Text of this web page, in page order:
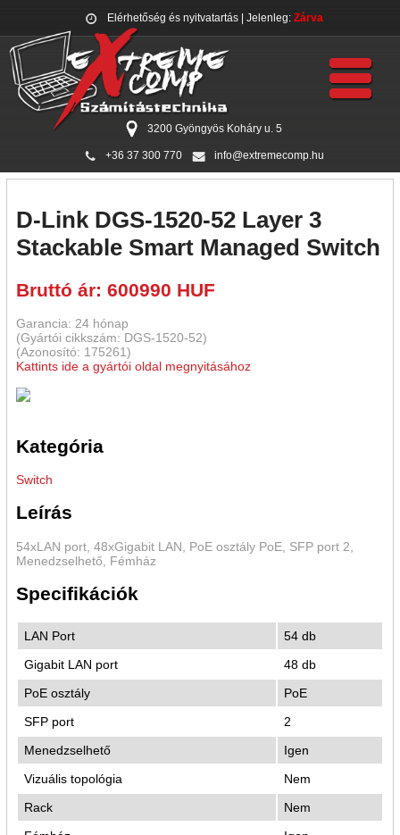
Elérhetőség és nyitvatartás| Jelenleg: Zárva
3200 Gyöngyös Koháry u. 5
+36 37 300 770 info@extremecomp.hu
D-Link DGS-1520-52 Layer 3
Stackable Smart Managed Switch
Bruttó ár: 600990 HUF
Garancia: 24 hónap
(Gyártói cikkszám: DGS-1520-52)
(Azonosító: 175261)
Kattints ide a gyártói oldal megnyitásához
Kategória
Switch
Leírás
54xLAN port, 48xGigabit LAN, PoE osztály PoE, SFP port 2,
Menedzselhető, Fémház
Specifikációk
LAN Port
54 db
Gigabit LAN port
48 db
PoE osztály
PoE
SFP port
2
Menedzselhető
Igen
Vizuális topológia
Nem
Rack
Nem